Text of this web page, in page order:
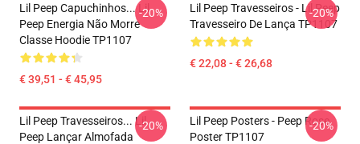
Lil Peep Capuchinhos... Lil
Peep Energia Não Morre
Classe Hoodie TP1107
€ 39,51 - € 45,95
-20%
Lil Peep Travesseiros - Lil Peep
Travesseiro De Lança TP1107
€ 22,08 - € 26,68
-20%
Lil Peep Travesseiros... Lil
Peep Lançar Almofada
-20%
Lil Peep Posters - Peep Rose
Poster TP1107
-20%